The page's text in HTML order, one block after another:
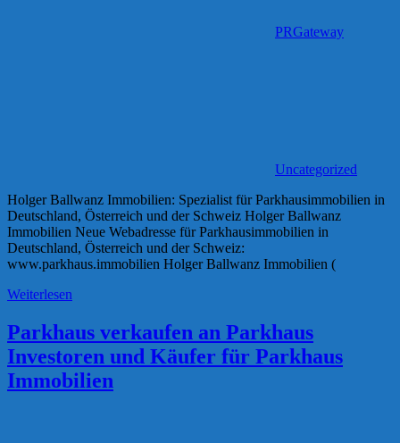
PRGateway
Uncategorized
Holger Ballwanz Immobilien: Spezialist für Parkhausimmobilien in
Deutschland, Österreich und der Schweiz Holger Ballwanz
Immobilien Neue Webadresse für Parkhausimmobilien in
Deutschland, Österreich und der Schweiz:
www.parkhaus.immobilien Holger Ballwanz Immobilien (
Weiterlesen
Parkhaus verkaufen an Parkhaus
Investoren und Käufer für Parkhaus
Immobilien